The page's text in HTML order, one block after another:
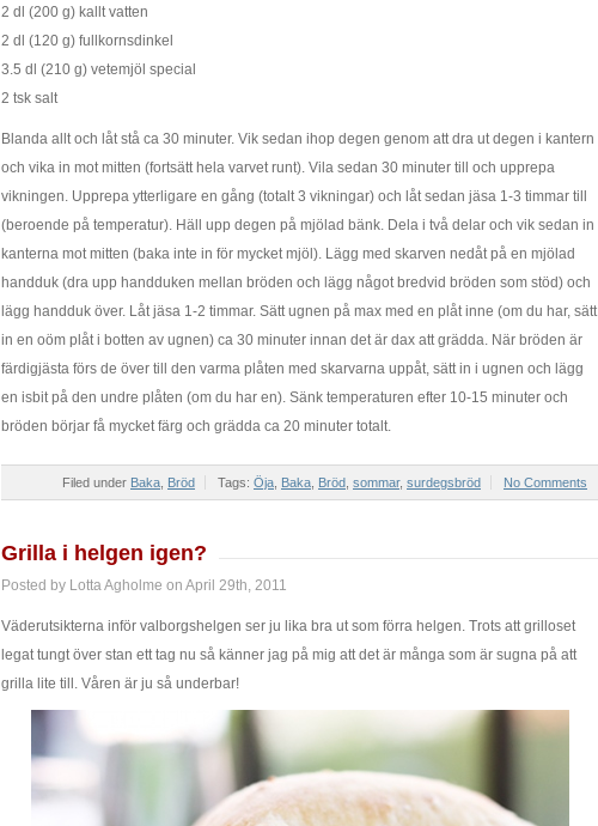
2 dl (200 g) kallt vatten
2 dl (120 g) fullkornsdinkel
3.5 dl (210 g) vetemjöl special
2 tsk salt
Blanda allt och låt stå ca 30 minuter. Vik sedan ihop degen genom att dra ut degen i kantern
och vika in mot mitten (fortsätt hela varvet runt). Vila sedan 30 minuter till och upprepa
vikningen. Upprepa ytterligare en gång (totalt 3 vikningar) och låt sedan jäsa 1-3 timmar till
(beroende på temperatur). Häll upp degen på mjölad bänk. Dela i två delar och vik sedan in
kanterna mot mitten (baka inte in för mycket mjöl). Lägg med skarven nedåt på en mjölad
handduk (dra upp handduken mellan bröden och lägg något bredvid bröden som stöd) och
lägg handduk över. Låt jäsa 1-2 timmar. Sätt ugnen på max med en plåt inne (om du har, sätt
in en oöm plåt i botten av ugnen) ca 30 minuter innan det är dax att grädda. När bröden är
färdigjästa förs de över till den varma plåten med skarvarna uppåt, sätt in i ugnen och lägg
en isbit på den undre plåten (om du har en). Sänk temperaturen efter 10-15 minuter och
bröden börjar få mycket färg och grädda ca 20 minuter totalt.
Filed under Baka Bröd Tags: Öja Baka Bröd sommar, surdegsbröd No Comments
Grilla i helgen igen?
Posted by Lotta Agholme on April 29th, 2011
Väderutsikterna inför valborgshelgen ser ju lika bra ut som förra helgen. Trots att grilloset
legat tungt över stan ett tag nu så känner jag på mig att det är många som är sugna på att
grilla lite till. Våren är ju så underbar!